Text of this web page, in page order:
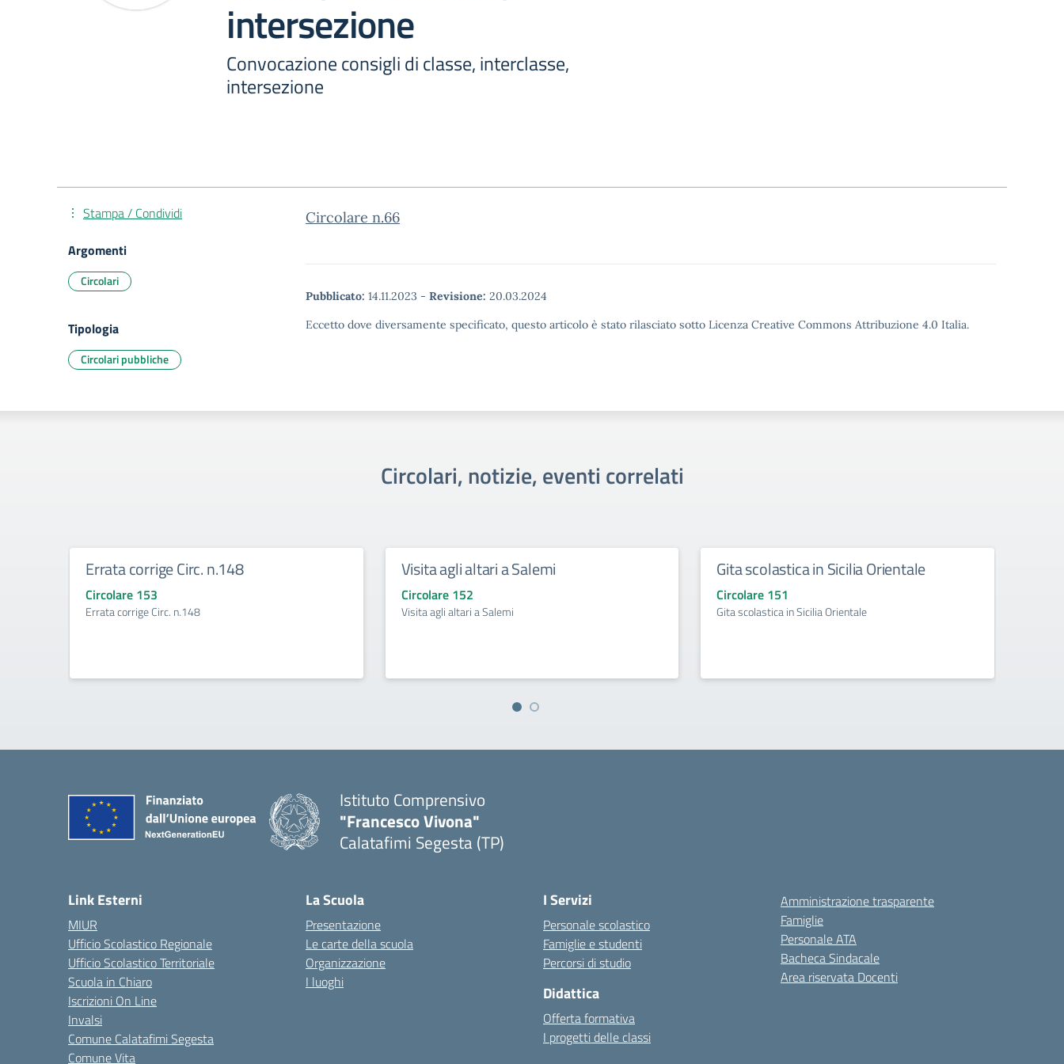
intersezione
Convocazione consigli di classe, interclasse,
intersezione
Circolare n.66
Pubblicato: 14.11.2023 - Revisione: 20.03.2024
Eccetto dove diversamente specificato, questo articolo è stato rilasciato sotto Licenza Creative Commons Attribuzione 4.0 Italia.
Stampa / Condividi
Argomenti
Circolari
Tipologia
Circolari pubbliche
Circolari, notizie, eventi correlati
Errata corrige Circ. n.148
Circolare 153
Errata corrige Circ. n.148
Visita agli altari a Salemi
Circolare 152
Visita agli altari a Salemi
Gita scolastica in Sicilia Orientale
Circolare 151
Gita scolastica in Sicilia Orientale
Istituto Comprensivo
"Francesco Vivona"
Calatafimi Segesta (TP)
Link Esterni
MIUR
Ufficio Scolastico Regionale
Ufficio Scolastico Territoriale
Scuola in Chiaro
Iscrizioni On Line
Invalsi
Comune Calatafimi Segesta
Comune Vita
La Scuola
Presentazione
Le carte della scuola
Organizzazione
I luoghi
I Servizi
Personale scolastico
Famiglie e studenti
Percorsi di studio
Didattica
Offerta formativa
I progetti delle classi
Amministrazione trasparente
Famiglie
Personale ATA
Bacheca Sindacale
Area riservata Docenti